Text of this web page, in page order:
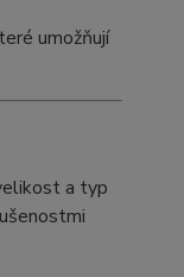
umožňují
a typ